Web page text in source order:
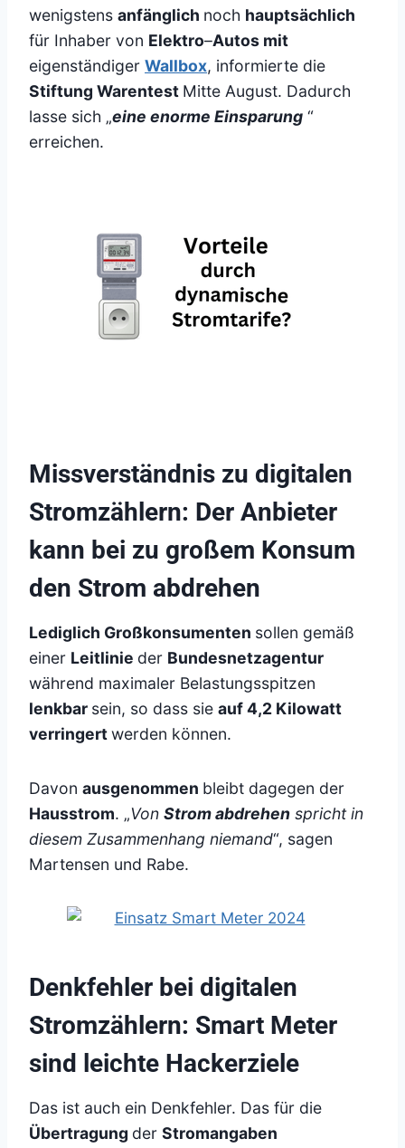
wenigstens anfänglich noch hauptsächlich
für Inhaber von Elektro–Autos mit
eigenständiger Wallbox, informierte die
Stiftung Warentest Mitte August. Dadurch
lasse sich „eine enorme Einsparung “
erreichen.
Missverständnis zu digitalen
Stromzählern: Der Anbieter
kann bei zu großem Konsum
den Strom abdrehen
Lediglich Großkonsumenten sollen gemäß
einer Leitlinie der Bundesnetzagentur
während maximaler Belastungsspitzen
lenkbar sein, so dass sie auf 4,2 Kilowatt
verringertwerden können.
Davon ausgenommen bleibt dagegen der
Hausstrom. „Von Strom abdrehen spricht in
diesem Zusammenhang niemand“, sagen
Martensen und Rabe.
Denkfehler bei digitalen
Stromzählern: Smart Meter
sind leichte Hackerziele
Das ist auch ein Denkfehler. Das für die
Übertragung der Stromangaben